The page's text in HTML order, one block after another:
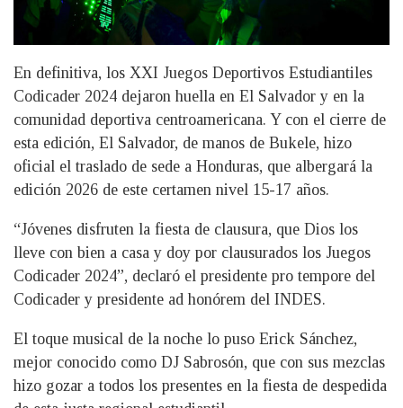
En definitiva, los XXI Juegos Deportivos Estudiantiles
Codicader 2024 dejaron huella en El Salvador y en la
comunidad deportiva centroamericana. Y con el cierre de
esta edición, El Salvador, de manos de Bukele, hizo
oficial el traslado de sede a Honduras, que albergará la
edición 2026 de este certamen nivel 15-17 años.
“Jóvenes disfruten la fiesta de clausura, que Dios los
lleve con bien a casa y doy por clausurados los Juegos
Codicader 2024”, declaró el presidente pro tempore del
Codicader y presidente ad honórem del INDES.
El toque musical de la noche lo puso Erick Sánchez,
mejor conocido como DJ Sabrosón, que con sus mezclas
hizo gozar a todos los presentes en la fiesta de despedida